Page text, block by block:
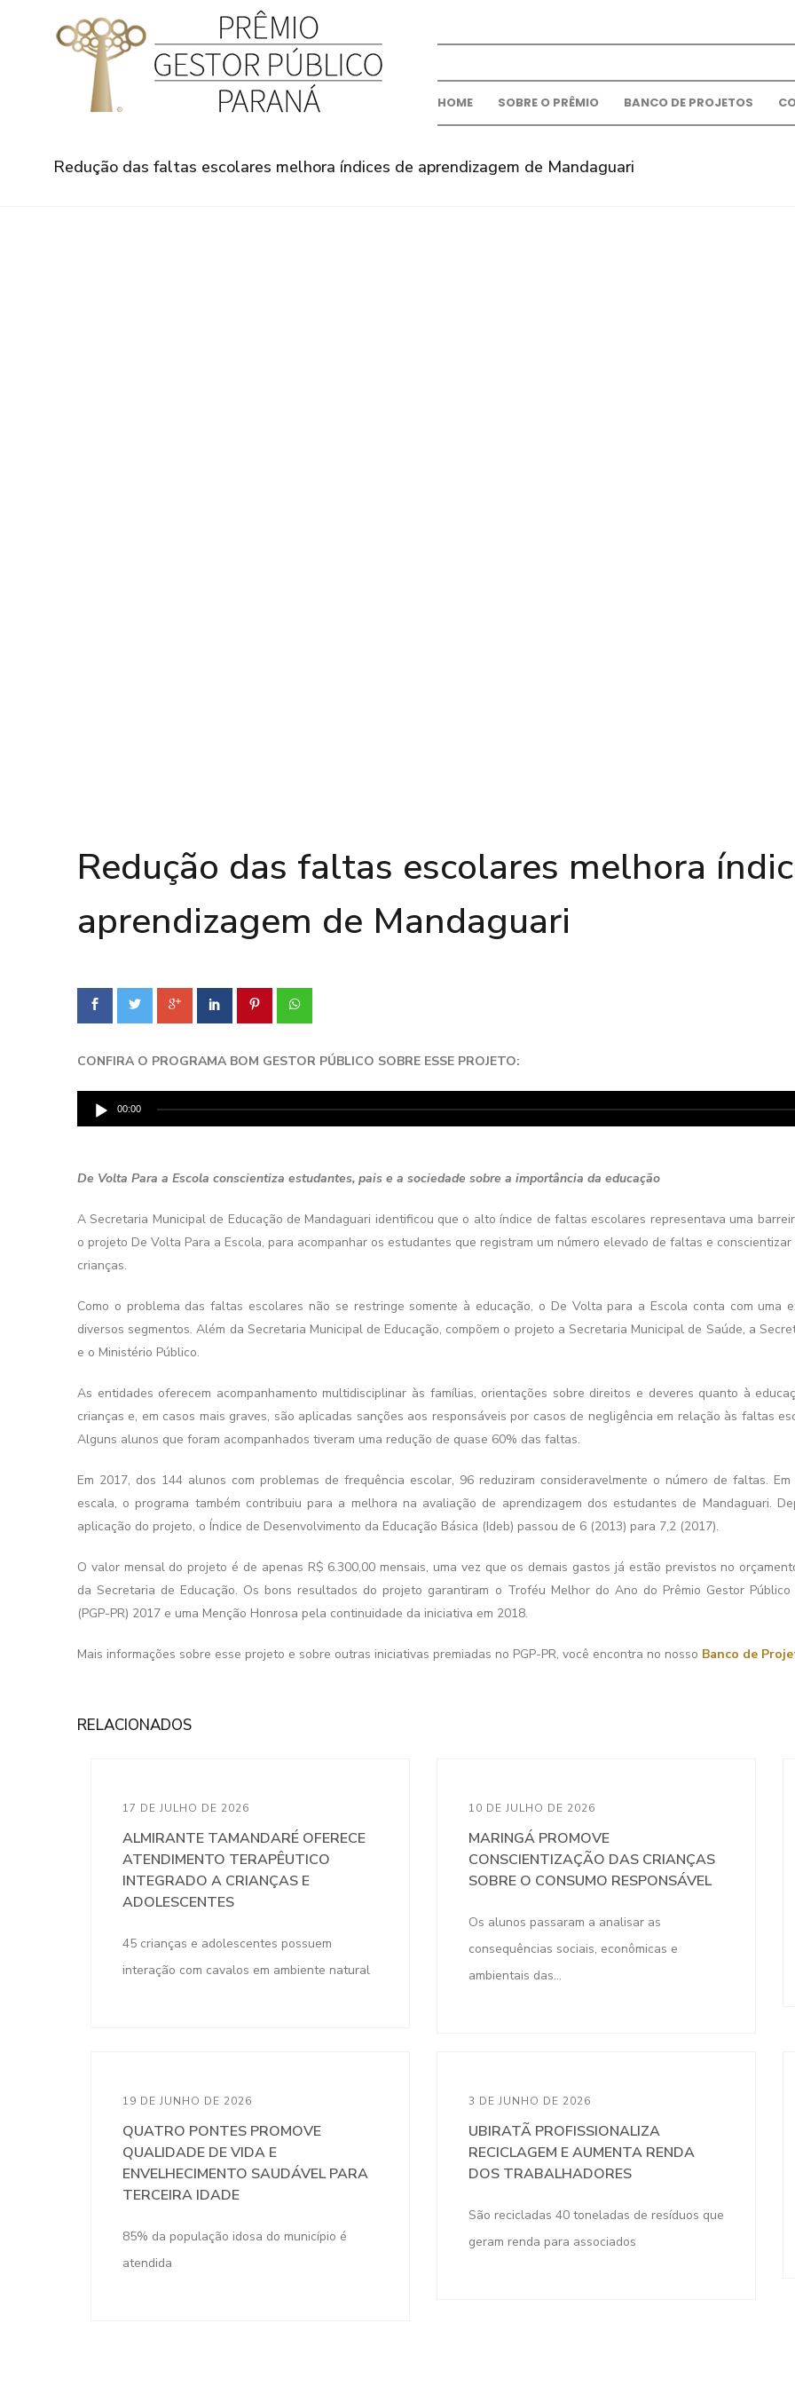
HOME SOBRE O PRÊMIO BANCO DE PROJETOS
Redução das faltas escolares melhora índices de aprendizagem de Mandaguari
Redução das faltas escolares melhora
aprendizagem de Mandaguari
CONFIRA O PROGRAMA BOM GESTOR PÚBLICO SOBRE ESSE PROJETO:
Tocador
de
00:00
De Volta Para a Escola conscientiza estudantes, pais e a sociedade sobre a importância da educação
A Secretaria Municipal de Educação de Mandaguari identificou que o alto índice de faltas escolares representava uma
o projeto De Volta Para a Escola, para acompanhar os estudantes que registram um número elevado de faltas e
crianças.
Como o problema das faltas escolares não se restringe somente à educação, o De Volta para a Escola conta com uma
diversos segmentos. Além da Secretaria Municipal de Educação, compõem o projeto a Secretaria Municipal de Saúde, a
e o Ministério Público.
As entidades oferecem acompanhamento multidisciplinar às famílias, orientações sobre direitos e deveres quanto à
crianças e, em casos mais graves, são aplicadas sanções aos responsáveis por casos de negligência em relação às faltas
Alguns alunos que foram acompanhados tiveram uma redução de quase 60% das faltas.
Em 2017, dos 144 alunos com problemas de frequência escolar, 96 reduziram consideravelmente o número de faltas. Em
escala, o programa também contribuiu para a melhora na avaliação de aprendizagem dos estudantes de Mandaguari.
aplicação do projeto, o Índice de Desenvolvimento da Educação Básica (Ideb) passou de 6 (2013) para 7,2 (2017).
O valor mensal do projeto é de apenas R$ 6.300,00 mensais, uma vez que os demais gastos já estão previstos no
da Secretaria de Educação. Os bons resultados do projeto garantiram o Troféu Melhor do Ano do Prêmio Gestor Público
(PGP-PR) 2017 e uma Menção Honrosa pela continuidade da iniciativa em 2018.
Mais informações sobre esse projeto e sobre outras iniciativas premiadas no PGP-PR, você encontra no nosso Banco de
RELACIONADOS
17 DE JULHO DE 2026
ALMIRANTE TAMANDARÉ OFERECE
ATENDIMENTO TERAPÊUTICO
INTEGRADO A CRIANÇAS E
ADOLESCENTES
45 crianças e adolescentes possuem
interação com cavalos em ambiente natural
10 DE JULHO DE 2026
MARINGÁ PROMOVE
CONSCIENTIZAÇÃO DAS CRIANÇAS
SOBRE O CONSUMO RESPONSÁVEL
Os alunos passaram a analisar as
consequências sociais, econômicas e
ambientais das...
19 DE JUNHO DE 2026
QUATRO PONTES PROMOVE
QUALIDADE DE VIDA E
ENVELHECIMENTO SAUDÁVEL PARA
TERCEIRA IDADE
85% da população idosa do município é
atendida
3 DE JUNHO DE 2026
UBIRATÃ PROFISSIONALIZA
RECICLAGEM E AUMENTA RENDA
DOS TRABALHADORES
São recicladas 40 toneladas de resíduos que
geram renda para associados